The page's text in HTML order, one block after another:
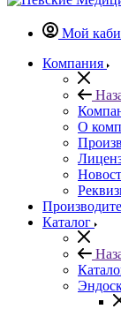
Мой
Компания
О
Каталог